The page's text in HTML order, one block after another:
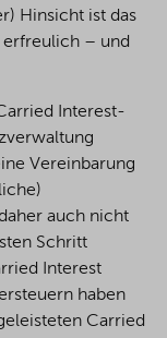
Hinsicht ist das
– und
Interest-
Vereinbarung
auch nicht
Schritt
Interest
haben
Carried